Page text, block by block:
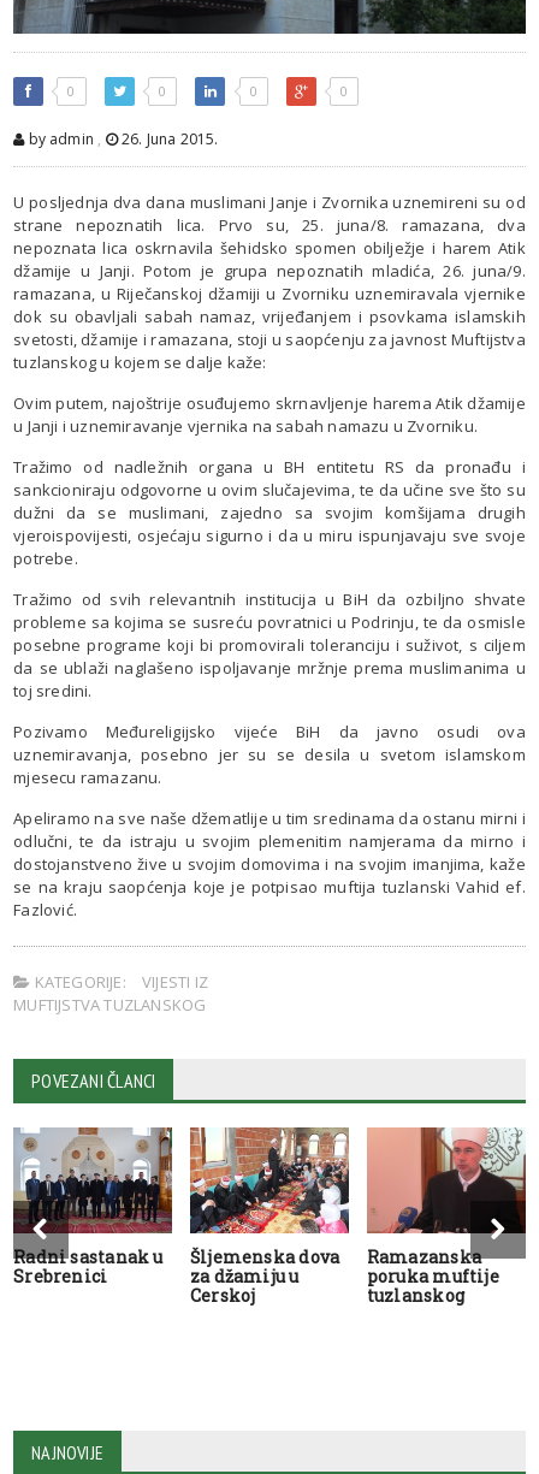
0 0 0 0
by admin , 26. Juna 2015.
U posljednja dva dana muslimani Janje i Zvornika uznemireni su od
strane nepoznatih lica. Prvo su, 25. juna/8. ramazana, dva
nepoznata lica oskrnavila šehidsko spomen obilježje i harem Atik
džamije u Janji. Potom je grupa nepoznatih mladića, 26. juna/9.
ramazana, u Riječanskoj džamiji u Zvorniku uznemiravala vjernike
dok su obavljali sabah namaz, vrijeđanjem i psovkama islamskih
svetosti, džamije i ramazana, stoji u saopćenju za javnost Muftijstva
tuzlanskog u kojem se dalje kaže:
Ovim putem, najoštrije osuđujemo skrnavljenje harema Atik džamije
u Janji i uznemiravanje vjernika na sabah namazu u Zvorniku.
Tražimo od nadležnih organa u BH entitetu RS da pronađu i
sankcioniraju odgovorne u ovim slučajevima, te da učine sve što su
dužni da se muslimani, zajedno sa svojim komšijama drugih
vjeroispovijesti, osjećaju sigurno i da u miru ispunjavaju sve svoje
potrebe.
Tražimo od svih relevantnih institucija u BiH da ozbiljno shvate
probleme sa kojima se susreću povratnici u Podrinju, te da osmisle
posebne programe koji bi promovirali toleranciju i suživot, s ciljem
da se ublaži naglašeno ispoljavanje mržnje prema muslimanima u
toj sredini.
Pozivamo Međureligijsko vijeće BiH da javno osudi ova
uznemiravanja, posebno jer su se desila u svetom islamskom
mjesecu ramazanu.
Apeliramo na sve naše džematlije u tim sredinama da ostanu mirni i
odlučni, te da istraju u svojim plemenitim namjerama da mirno i
dostojanstveno žive u svojim domovima i na svojim imanjima, kaže
se na kraju saopćenja koje je potpisao muftija tuzlanski Vahid ef.
Fazlović.
KATEGORIJE:
VIJESTI IZ
MUFTIJSTVA TUZLANSKOG
POVEZANI ČLANCI
Radni sastanak u
Srebrenici
Šljemenska dova
za džamiju u
Cerskoj
Ramazanska
poruka muftije
tuzlanskog
NAJNOVIJE